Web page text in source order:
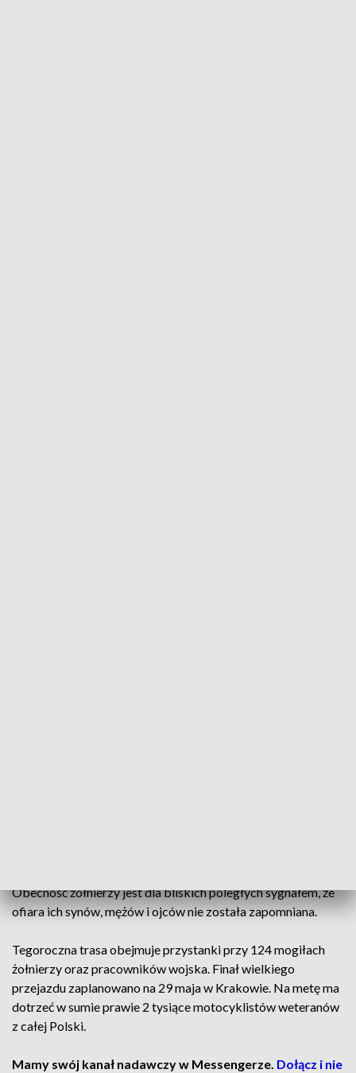
Obecność żołnierzy jest dla bliskich poległych sygnałem, że
ofiara ich synów, mężów i ojców nie została zapomniana.
Tegoroczna trasa obejmuje przystanki przy 124 mogiłach
żołnierzy oraz pracowników wojska. Finał wielkiego
przejazdu zaplanowano na 29 maja w Krakowie. Na metę ma
dotrzeć w sumie prawie 2 tysiące motocyklistów weteranów
z całej Polski.
Mamy swój kanał nadawczy w Messengerze. Dołącz i nie